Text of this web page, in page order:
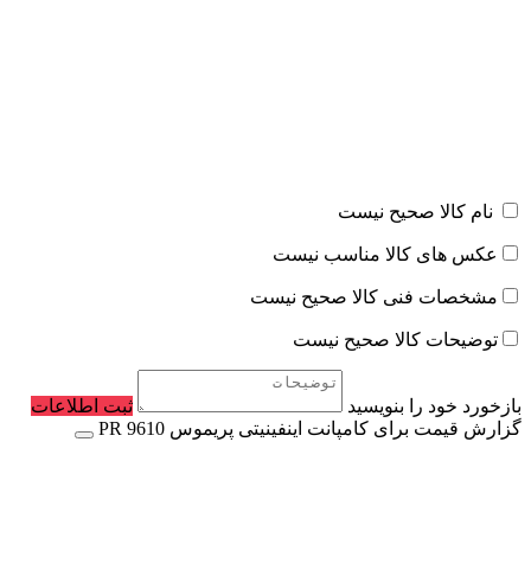
نام کالا صحیح نیست
عکس های کالا مناسب نیست
مشخصات فنی کالا صحیح نیست
توضیحات کالا صحیح نیست
بازخورد خود را بنویسید
ثبت اطلاعات
گزارش قیمت برای کامپانت اینفینیتی پریموس PR 9610